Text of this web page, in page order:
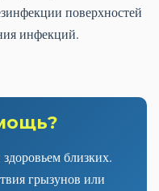
поверхностей
инфекций.
близких.
грызунов или